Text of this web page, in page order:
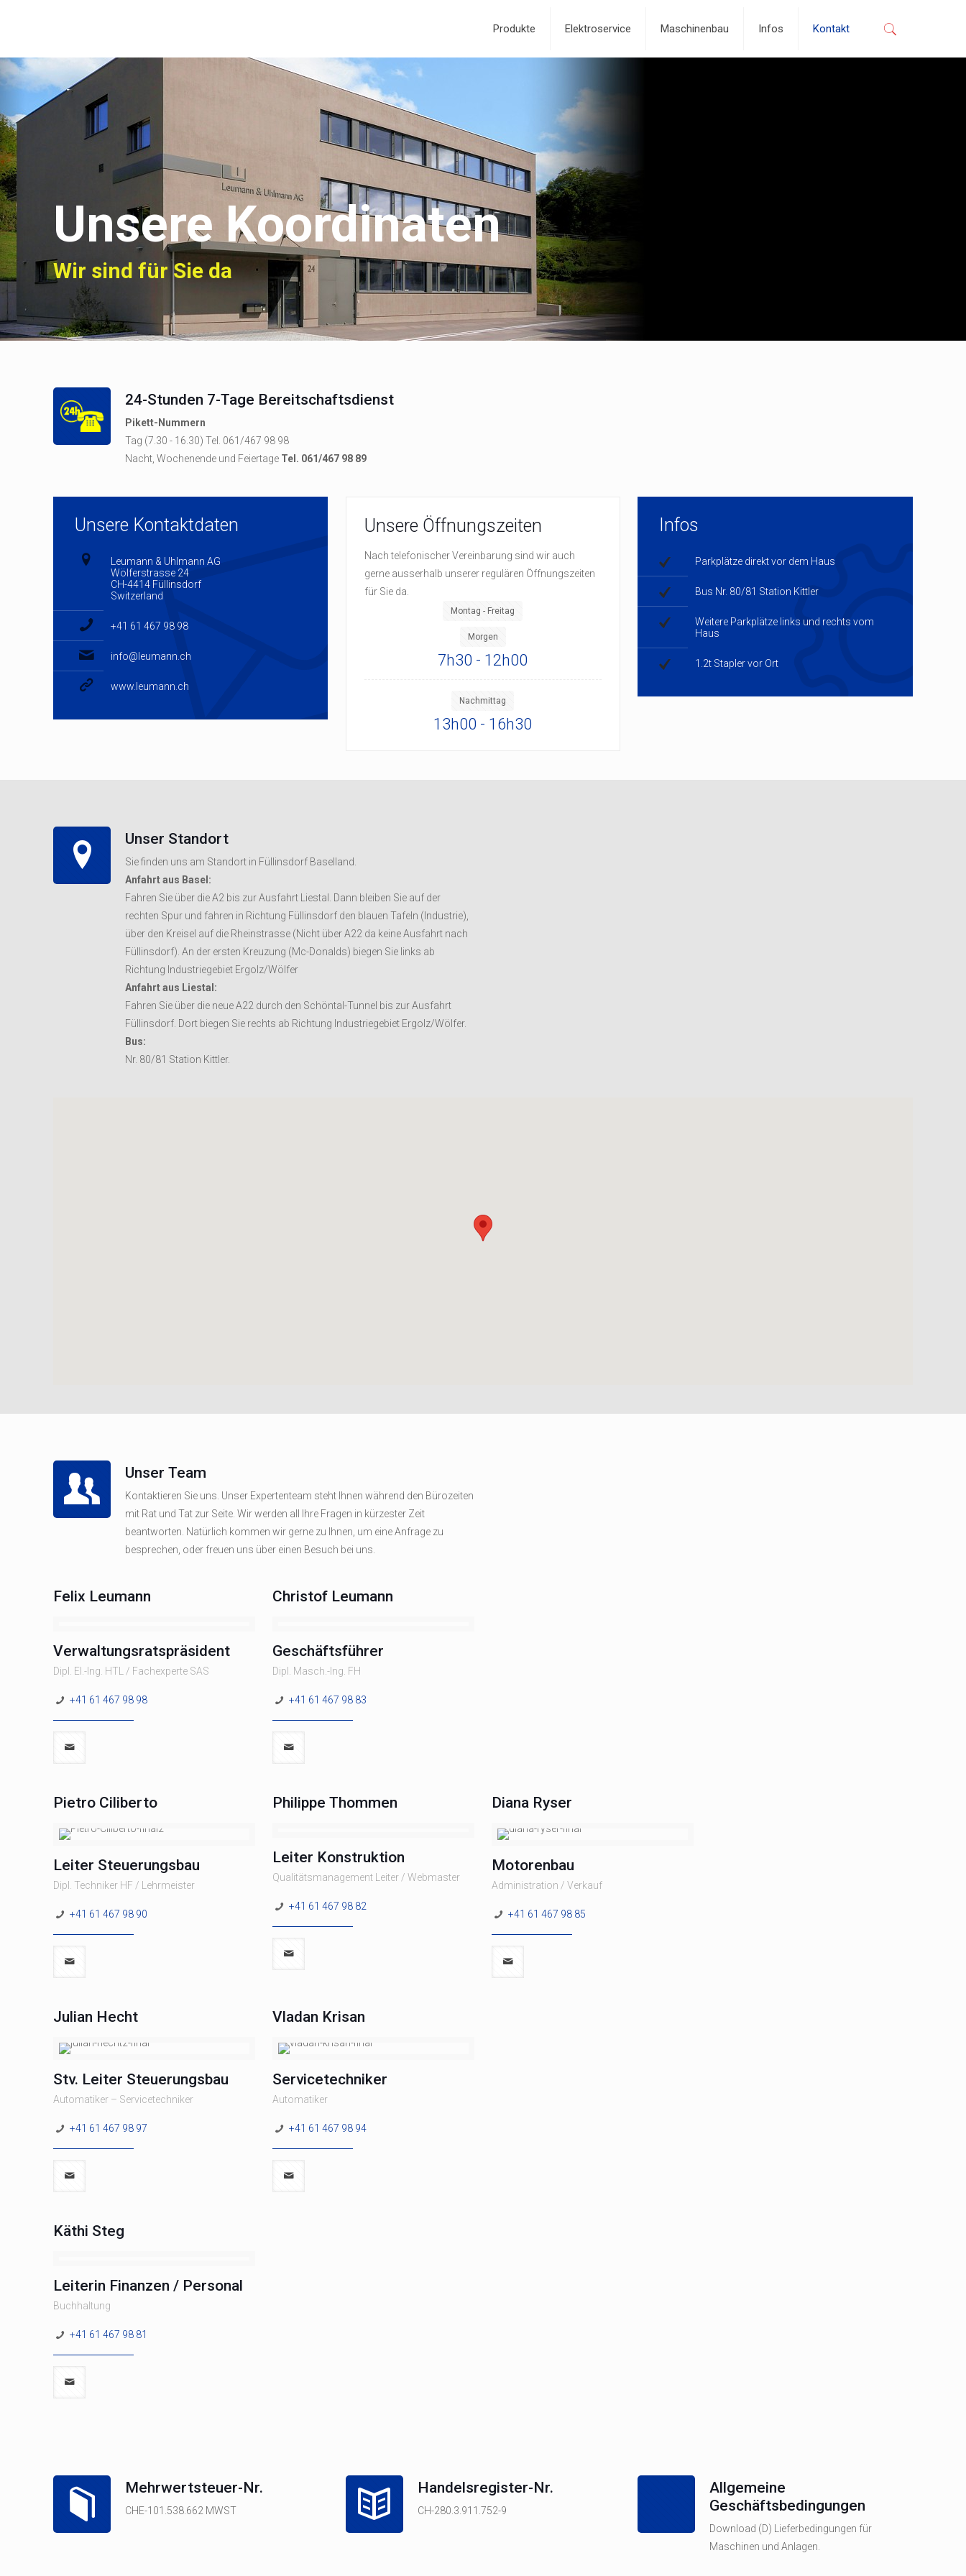
Produkte Elektroservice Maschinenbau Infos Kontakt
Unsere Koordinaten
Wir sind für Sie da
24-Stunden 7-Tage Bereitschaftsdienst
Pikett-Nummern
Tag (7.30 - 16.30) Tel. 061/467 98 98
Nacht, Wochenende und Feiertage Tel. 061/467 98 89
Unsere Kontaktdaten
Leumann & Uhlmann AG
Wölferstrasse 24
CH-4414 Füllinsdorf
Switzerland
+41 61 467 98 98
info@leumann.ch
www.leumann.ch
Unsere Öffnungszeiten
Nach telefonischer Vereinbarung sind wir auch
gerne ausserhalb unserer regulären Öffnungszeiten
für Sie da.
Montag - Freitag
Morgen
7h30 - 12h00
Nachmittag
13h00 - 16h30
Infos
Parkplätze direkt vor dem Haus
Bus Nr. 80/81 Station Kittler
Weitere Parkplätze links und rechts vom
Haus
1.2t Stapler vor Ort
Unser Standort
Sie finden uns am Standort in Füllinsdorf Baselland.
Anfahrt aus Basel:
Fahren Sie über die A2 bis zur Ausfahrt Liestal. Dann bleiben Sie auf der
rechten Spur und fahren in Richtung Füllinsdorf den blauen Tafeln (Industrie),
über den Kreisel auf die Rheinstrasse (Nicht über A22 da keine Ausfahrt nach
Füllinsdorf). An der ersten Kreuzung (Mc-Donalds) biegen Sie links ab
Richtung Industriegebiet Ergolz/Wölfer
Anfahrt aus Liestal:
Fahren Sie über die neue A22 durch den Schöntal-Tunnel bis zur Ausfahrt
Füllinsdorf. Dort biegen Sie rechts ab Richtung Industriegebiet Ergolz/Wölfer.
Bus:
Nr. 80/81 Station Kittler.
Unser Team
Kontaktieren Sie uns. Unser Expertenteam steht Ihnen während den Bürozeiten
mit Rat und Tat zur Seite. Wir werden all Ihre Fragen in kürzester Zeit
beantworten. Natürlich kommen wir gerne zu Ihnen, um eine Anfrage zu
besprechen, oder freuen uns über einen Besuch bei uns.
Felix Leumann
Verwaltungsratspräsident
Dipl. El.-Ing. HTL / Fachexperte SAS
+41 61 467 98 98
Christof Leumann
Geschäftsführer
Dipl. Masch.-Ing. FH
+41 61 467 98 83
Pietro Ciliberto
Leiter Steuerungsbau
Dipl. Techniker HF / Lehrmeister
+41 61 467 98 90
Philippe Thommen
Leiter Konstruktion
Qualitätsmanagement Leiter / Webmaster
+41 61 467 98 82
Diana Ryser
Motorenbau
Administration / Verkauf
+41 61 467 98 85
Julian Hecht
Stv. Leiter Steuerungsbau
Automatiker – Servicetechniker
+41 61 467 98 97
Vladan Krisan
Servicetechniker
Automatiker
+41 61 467 98 94
Käthi Steg
Leiterin Finanzen / Personal
Buchhaltung
+41 61 467 98 81
Mehrwertsteuer-Nr.
CHE-101.538.662 MWST
Handelsregister-Nr.
CH-280.3.911.752-9
Allgemeine
Geschäftsbedingungen
Download (D) Lieferbedingungen für
Maschinen und Anlagen.